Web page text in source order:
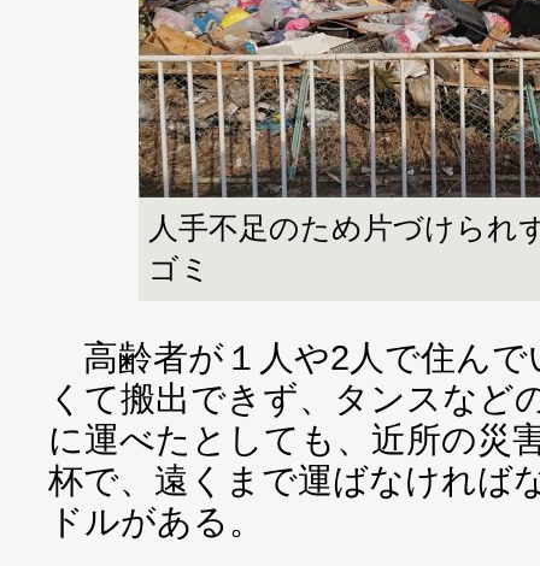
人手不足のため片づけられ
ゴミ
高齢者が１人や2人で住んで
くて搬出できず、タンスなど
に運べたとしても、近所の災
杯で、遠くまで運ばなければ
ドルがある。